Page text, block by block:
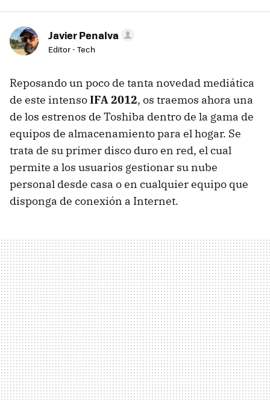
Javier Penalva
Editor - Tech
Reposando un poco de tanta novedad mediática
de este intensoIFA2012, os traemos ahora una
de los estrenos de Toshiba dentro de la gama de
equipos de almacenamiento para el hogar. Se
trata de su primer disco duro en red, el cual
permite a los usuarios gestionar su nube
personal desde casa o en cualquier equipo que
disponga de conexión a Internet.